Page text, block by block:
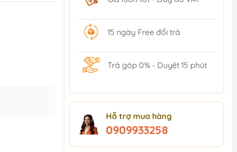
15 ngày Free đổi trả
Trả góp 0% - Duyệt 15 phút
Hỗ trợ mua hàng
0909933258